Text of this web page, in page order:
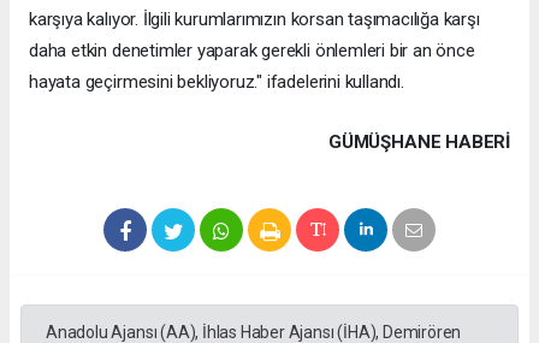
karşıya kalıyor. İlgili kurumlarımızın korsan taşımacılığa karşı
daha etkin denetimler yaparak gerekli önlemleri bir an önce
hayata geçirmesini bekliyoruz." ifadelerini kullandı.
GÜMÜŞHANE HABERİ
Anadolu Ajansı (AA), İhlas Haber Ajansı (İHA), Demirören